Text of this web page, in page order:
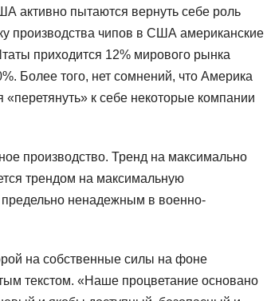
активно пытаются вернуть себе роль
производства чипов в США американские
приходится 12% мирового рынка
Более того, нет сомнений, что Америка
к себе некоторые компании
производство. Тренд на максимально
трендом на максимальную
предельно ненадежным в военно-
на собственные силы на фоне
текстом. «Наше процветание основано